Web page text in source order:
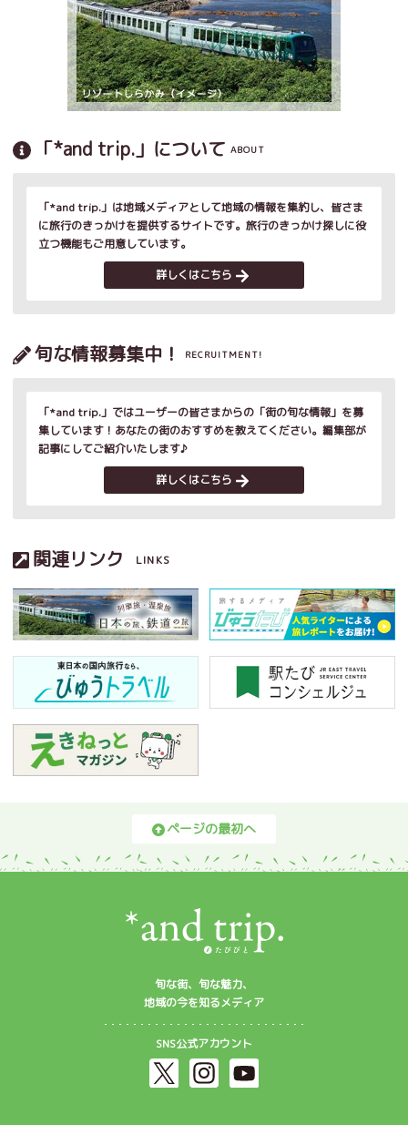
「*and trip.」について ABOUT
「*and trip.」は地域メディアとして地域の情報を集約し、皆さま
に旅行のきっかけを提供するサイトです。旅行のきっかけ探しに役
立つ機能もご用意しています。
詳しくはこちら
旬な情報募集中！ RECRUITMENT!
「*and trip.」ではユーザーの皆さまからの「街の旬な情報」を募
集しています！あなたの街のおすすめを教えてください。編集部が
記事にしてご紹介いたします♪
詳しくはこちら
関連リンク LINKS
ページの最初へ
旬な街、旬な魅力、
地域の今を知るメディア
SNS公式アカウント